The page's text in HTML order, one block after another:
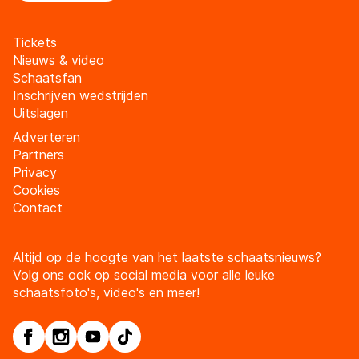
Tickets
Nieuws & video
Schaatsfan
Inschrijven wedstrijden
Uitslagen
Adverteren
Partners
Privacy
Cookies
Contact
Altijd op de hoogte van het laatste schaatsnieuws?
Volg ons ook op social media voor alle leuke
schaatsfoto's, video's en meer!